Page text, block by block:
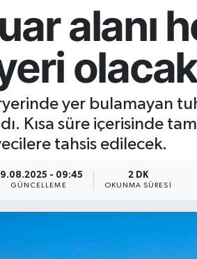
alanı
olacak
yer bulamayan
Kısa süre içerisinde
tahsis edilecek.
- 09:45
GÜNCELLEME
2 DK
OKUNMA SÜRESI